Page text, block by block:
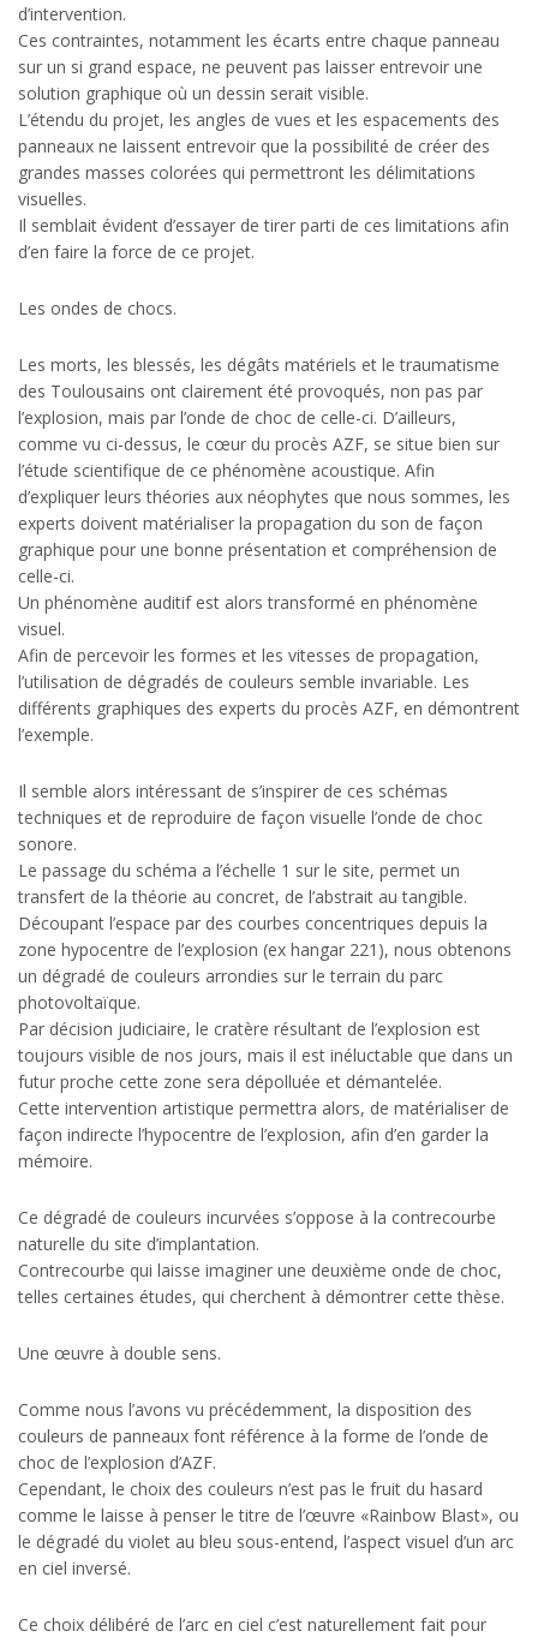
d’intervention.
Ces contraintes, notamment les écarts entre chaque panneau
sur un si grand espace, ne peuvent pas laisser entrevoir une
solution graphique où un dessin serait visible.
L’étendu du projet, les angles de vues et les espacements des
panneaux ne laissent entrevoir que la possibilité de créer des
grandes masses colorées qui permettront les délimitations
visuelles.
Il semblait évident d’essayer de tirer parti de ces limitations afin
d’en faire la force de ce projet.
Les ondes de chocs.
Les morts, les blessés, les dégâts matériels et le traumatisme
des Toulousains ont clairement été provoqués, non pas par
l’explosion, mais par l’onde de choc de celle-ci. D’ailleurs,
comme vu ci-dessus, le cœur du procès AZF, se situe bien sur
l’étude scientifique de ce phénomène acoustique. Afin
d’expliquer leurs théories aux néophytes que nous sommes, les
experts doivent matérialiser la propagation du son de façon
graphique pour une bonne présentation et compréhension de
celle-ci.
Un phénomène auditif est alors transformé en phénomène
visuel.
Afin de percevoir les formes et les vitesses de propagation,
l’utilisation de dégradés de couleurs semble invariable. Les
différents graphiques des experts du procès AZF, en démontrent
l’exemple.
Il semble alors intéressant de s’inspirer de ces schémas
techniques et de reproduire de façon visuelle l’onde de choc
sonore.
Le passage du schéma a l’échelle 1 sur le site, permet un
transfert de la théorie au concret, de l’abstrait au tangible.
Découpant l’espace par des courbes concentriques depuis la
zone hypocentre de l’explosion (ex hangar 221), nous obtenons
un dégradé de couleurs arrondies sur le terrain du parc
photovoltaïque.
Par décision judiciaire, le cratère résultant de l’explosion est
toujours visible de nos jours, mais il est inéluctable que dans un
futur proche cette zone sera dépolluée et démantelée.
Cette intervention artistique permettra alors, de matérialiser de
façon indirecte l’hypocentre de l’explosion, afin d’en garder la
mémoire.
Ce dégradé de couleurs incurvées s’oppose à la contrecourbe
naturelle du site d’implantation.
Contrecourbe qui laisse imaginer une deuxième onde de choc,
telles certaines études, qui cherchent à démontrer cette thèse.
Une œuvre à double sens.
Comme nous l’avons vu précédemment, la disposition des
couleurs de panneaux font référence à la forme de l’onde de
choc de l’explosion d’AZF.
Cependant, le choix des couleurs n’est pas le fruit du hasard
comme le laisse à penser le titre de l’œuvre «Rainbow Blast», ou
le dégradé du violet au bleu sous-entend, l’aspect visuel d’un arc
en ciel inversé.
Ce choix délibéré de l’arc en ciel c’est naturellement fait pour